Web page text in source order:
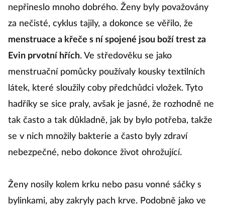
nepřineslo mnoho dobrého. Ženy byly považovány
za nečisté, cyklus tajily, a dokonce se věřilo, že
menstruace a křeče s ní spojené jsou boží trest za
Evin prvotní hřích. Ve středověku se jako
menstruační pomůcky používaly kousky textilních
látek, které sloužily coby předchůdci vložek. Tyto
hadříky se sice praly, avšak je jasné, že rozhodně ne
tak často a tak důkladně, jak by bylo potřeba, takže
se v nich množily bakterie a často byly zdraví
nebezpečné, nebo dokonce život ohrožující.
Ženy nosily kolem krku nebo pasu vonné sáčky s
bylinkami, aby zakryly pach krve. Podobně jako ve